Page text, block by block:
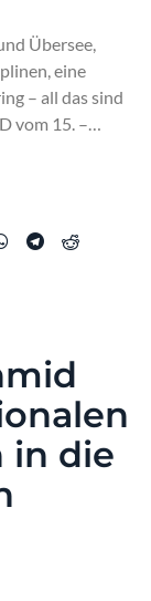
Übersee,
eine
– all das sind
vom 15. –…
in die